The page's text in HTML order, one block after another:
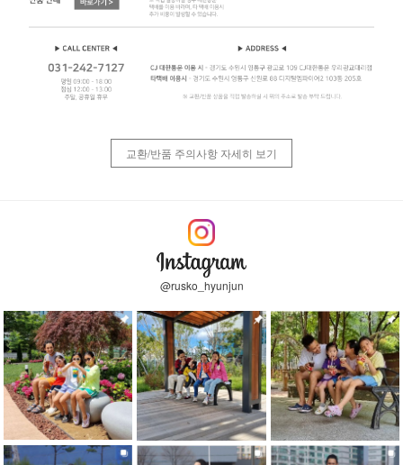
교환/반품 주의사항 자세히 보기
@rusko_hyunjun